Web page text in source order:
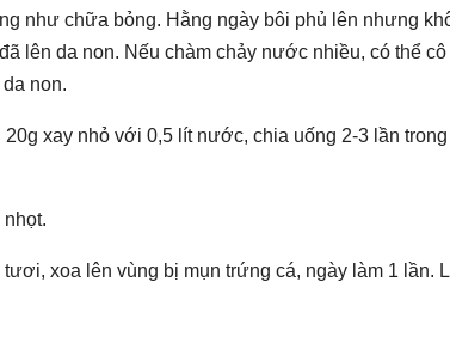
như chữa bỏng. Hằng ngày bôi phủ lên nhưng
lên da non. Nếu chàm chảy nước nhiều, có thể
non.
xay nhỏ với 0,5 lít nước, chia uống 2-3 lần trong
xoa lên vùng bị mụn trứng cá, ngày làm 1 lần.